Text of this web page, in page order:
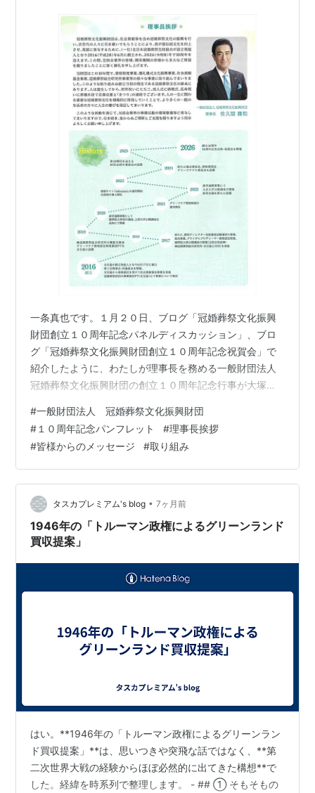
一条真也です。１月２０日、ブログ「冠婚葬祭文化振興
財団創立１０周年記念パネルディスカッション」、ブロ
グ「冠婚葬祭文化振興財団創立１０周年記念祝賀会」で
紹介したように、わたしが理事長を務める一般財団法人
冠婚葬祭文化振興財団の創立１０周年記念行事が大塚の
ンフレットの表紙 昨日は、パネルディスカッションや祝
賀会の受付で財団の創立１０周年記念パンフレットが配
布されました。表紙には「冠」「婚」「葬」「祭」の文
字とともに、それぞれをイメージしたデザインがされて
います。これはデザインにうるさい財団２代理事長であ
る山下裕史顧問（１１７社長）が入念にチェック…
#一般財団法人 冠婚葬祭文化振興財団
# １０周年記念パンフレット #理事長挨拶
#皆様からのメッセージ #取り組み
タスカプレミアム's blog • 7ヶ月前
1946年の「トルーマン政権によるグリーンランド
買収提案」
はい。**1946年の「トルーマン政権によるグリーンラン
ド買収提案」**は、思いつきや突飛な話ではなく、**第
二次世界大戦の経験からほぼ必然的に出てきた構想**で
した。経緯を時系列で整理します。 - ## ① そもそもの